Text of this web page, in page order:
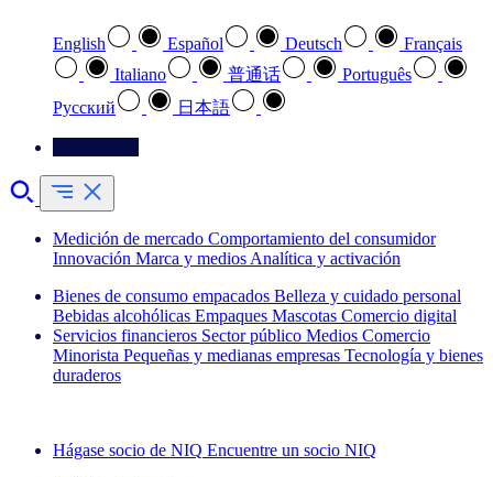
English Español Deutsch
Français
Italiano
普通话
Português
Pусский
日本語
Medición de mercado Comportamiento del consumidor
Innovación Marca y medios Analítica y activación
Bienes de consumo empacados Belleza y cuidado personal
Bebidas alcohólicas Empaques Mascotas Comercio digital
Servicios financieros Sector público Medios Comercio
Minorista Pequeñas y medianas empresas Tecnología y bienes
duraderos
Hágase socio de NIQ Encuentre un socio NIQ